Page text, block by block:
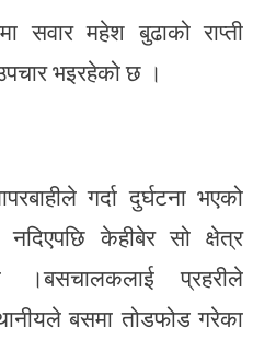
सवार महेश बुढाको राप्ती
उपचार भइरहेको छ ।
गर्दा दुर्घटना भएको
केहीबेर सो क्षेत्र
।बसचालकलाई प्रहरीले
बसमा तोडफोड गरेका